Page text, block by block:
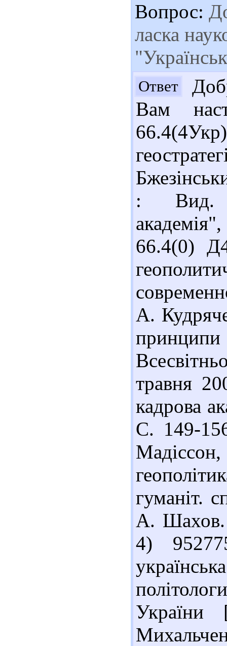
Вопрос:
ласка
Ответ
Вам
: Вид.
66.4(0)
А.
принципи
травня
кадрова
С. 149-
гуманіт.
А. Шахов.
4)